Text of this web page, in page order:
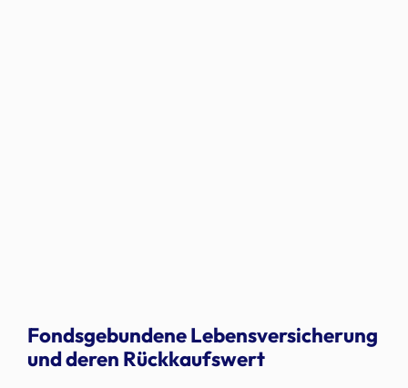
Fondsgebundene Lebensversicherung
und deren Rückkaufswert